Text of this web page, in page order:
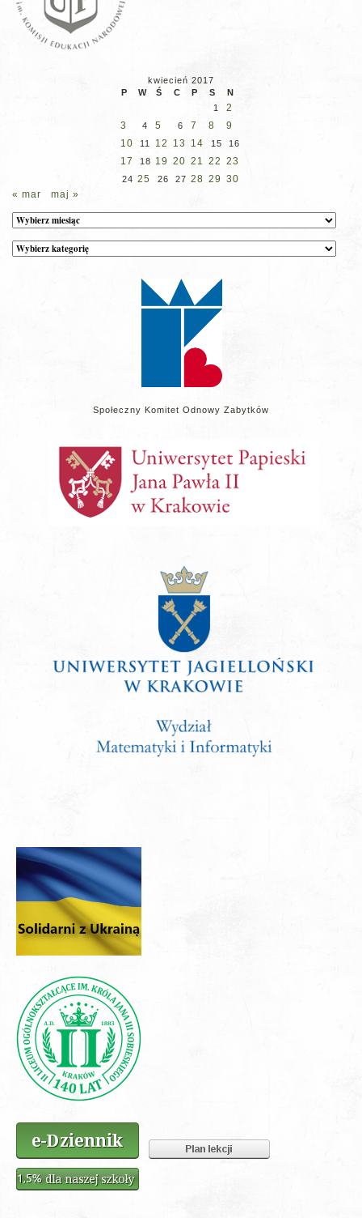
kwiecień 2017
P
W Ś C P S
N
1
2
3
4 5 6 7 8
9
10
11 12 13 14 15 16
17 18 19 20 21 22 23
24 25 26 27 28 29 30
« mar
maj »
Archiwum
Kategorie
wpisów
Społeczny Komitet Odnowy Zabytków